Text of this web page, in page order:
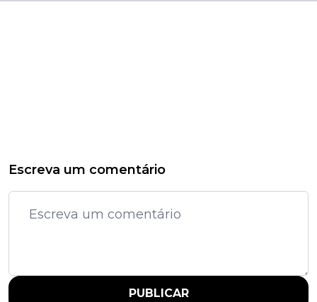
Escreva um comentário
PUBLICAR